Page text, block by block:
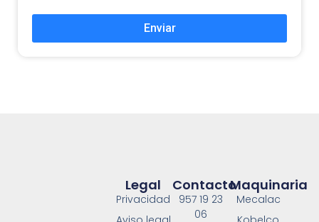
Enviar
Contacto
957 19 23
06
Legal
Privacidad
Maquinaria
Mecalac